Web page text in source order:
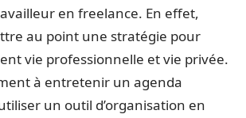
en freelance. En effet,
au point une stratégie pour
vie professionnelle et vie privée.
à entretenir un agenda
un outil d’organisation en